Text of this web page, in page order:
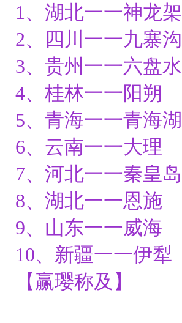
1、湖北一一神龙架
2、四川一一九寨沟
3、贵州一一六盘水
4、桂林一一阳朔
5、青海一一青海湖
6、云南一一大理
7、河北一一秦皇岛
8、湖北一一恩施
9、山东一一威海
10、新疆一一伊犁
【赢璎称及】